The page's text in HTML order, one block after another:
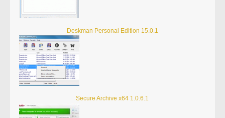
Deskman Personal Edition 15.0.1
Secure Archive x64 1.0.6.1